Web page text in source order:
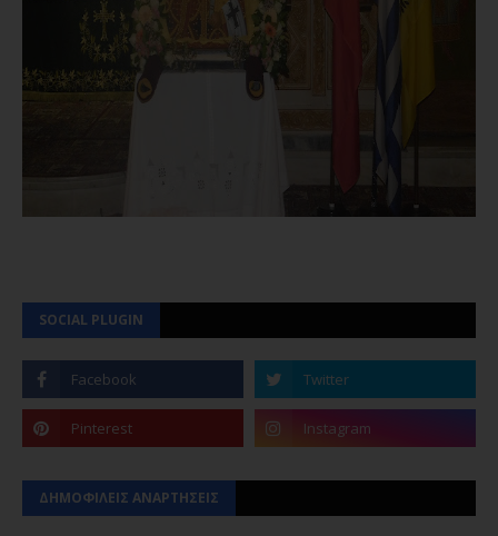
SOCIAL PLUGIN
ΔΗΜΟΦΙΛΕΙΣ ΑΝΑΡΤΗΣΕΙΣ